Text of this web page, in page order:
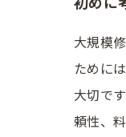
大規模
ために
大切で
頼性、